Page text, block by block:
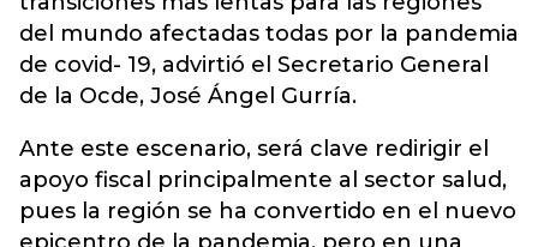
del mundo afectadas todas por la pandemia
de covid- 19, advirtió el Secretario General
de la Ocde, José Ángel Gurría.
Ante este escenario, será clave redirigir el
apoyo fiscal principalmente al sector salud,
pues la región se ha convertido en el nuevo